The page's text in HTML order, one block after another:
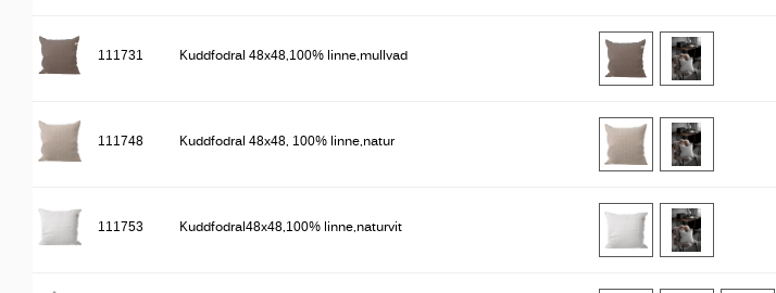
111731 Kuddfodral 48x48,100% linne,mullvad
111748 Kuddfodral 48x48, 100% linne,natur
111753 Kuddfodral48x48,100% linne,naturvit